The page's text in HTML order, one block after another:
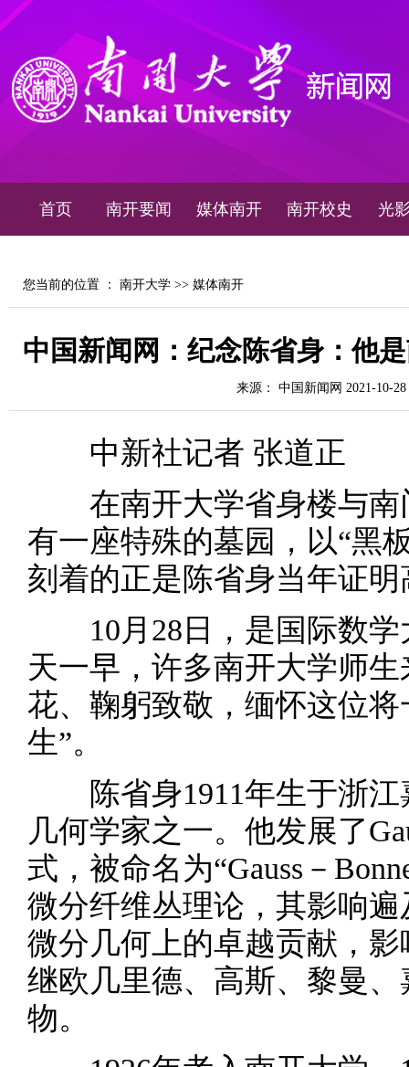
首页 南开要闻 媒体南开 南开校史 光
您当前的位置 ： 南开大学 >> 媒体南开
中国新闻网：纪念陈省身：他
来源： 中国新闻网 2021-10-28
中新社记者 张道正
在南开大学省身楼与南
有一座特殊的墓园，以“黑
刻着的正是陈省身当年证
10月28日，是国际数学
天一早，许多南开大学师
花、鞠躬致敬，缅怀这位
生”。
陈省身1911年生于浙江
几何学家之一。他发展了
式，被命名为“Gauss－
微分纤维丛理论，其影响
微分几何上的卓越贡献，
继欧几里德、高斯、黎曼
物。